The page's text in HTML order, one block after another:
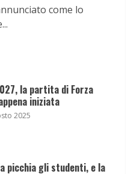
come lo
la partita di Forza
iniziata
2025
picchia gli studenti, e la